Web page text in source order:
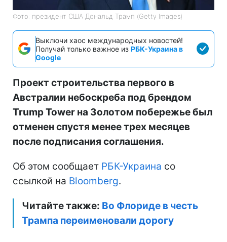
Фото: президент США Дональд Трамп (Getty Images)
Выключи хаос международных новостей!
Получай только важное из РБК-Украина в
Google
Проект строительства первого в
Австралии небоскреба под брендом
Trump Tower на Золотом побережье был
отменен спустя менее трех месяцев
после подписания соглашения.
Об этом сообщает РБК-Украина со
ссылкой на Bloomberg.
Читайте также: Во Флориде в честь
Трампа переименовали дорогу